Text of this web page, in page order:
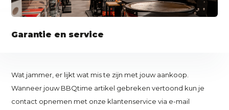
Garantie en service
Wat jammer, er lijkt wat mis te zijn met jouw aankoop.
Wanneer jouw BBQtime artikel gebreken vertoond kun je
contact opnemen met onze klantenservice via e-mail